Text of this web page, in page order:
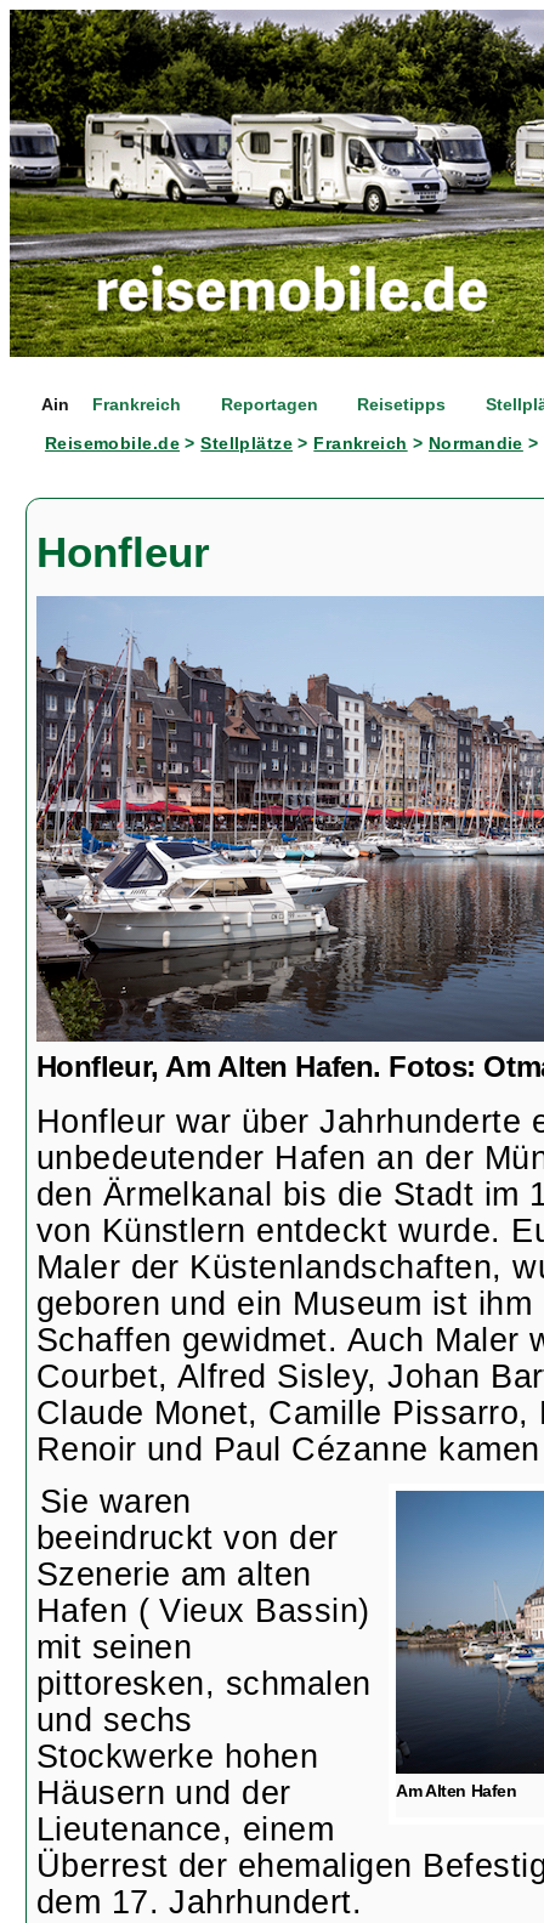
Ain Frankreich Reportagen Reisetipps
Reisemobile.de>Stellplätze > Frankreich > Normandie >
Honfleur
Honfleur, Am Alten Hafen. Fotos:
Honfleur war über Jahrhunderte
unbedeutender Hafen an der
den Ärmelkanal bis die Stadt im
von Künstlern entdeckt wurde.
Maler der Küstenlandschaften,
geboren und ein Museum ist ihm
Schaffen gewidmet. Auch Maler
Courbet, Alfred Sisley, Johan
Claude Monet, Camille Pissarro,
Renoir und Paul Cézanne
Am Alten Hafen
Sie waren
beeindruckt von der
Szenerie am alten
Hafen ( Vieux Bassin)
mit seinen
pittoresken, schmalen
und sechs
Stockwerke hohen
Häusern und der
Lieutenance, einem
Überrest der ehemaligen
dem 17. Jahrhundert.